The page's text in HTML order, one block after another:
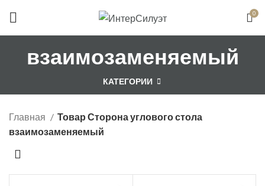
0
взаимозаменяемый
КАТЕГОРИИ
Главная
Товар Сторона углового стола
взаимозаменяемый
+375 (29) 655-00-39